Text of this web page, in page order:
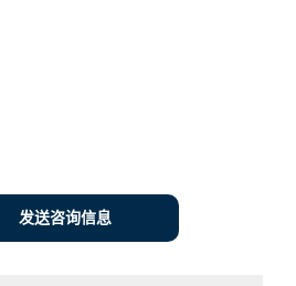
发送咨询信息